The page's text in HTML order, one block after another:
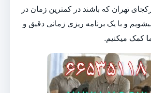
تهران که باشند در کمترین زمان در
و با یک برنامه ریزی زمانی دقیق و
کمک میکنیم.